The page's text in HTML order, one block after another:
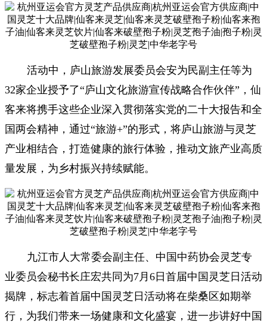
活动中，庐山旅游发展委员会安为民副主任等为
32家企业授予了“庐山文化旅游宣传战略合作伙伴”，仙
客来将携手这些企业深入贯彻落实党的二十大报告和全
国两会精神，通过“旅游+”的形式，将庐山旅游与灵芝
产业相结合，打造健康的旅行体验，推动文旅产业高质
量发展，为乡村振兴持续赋能。
九江市人大常委会副主任、中国中药协会灵芝专
业委员会秘书长庄宏共同为7月6日首届中国灵芝日活动
揭牌，标志着首届中国灵芝日活动将在柴桑区如期举
行，为我们带来一场健康和文化盛宴，进一步讲好中国